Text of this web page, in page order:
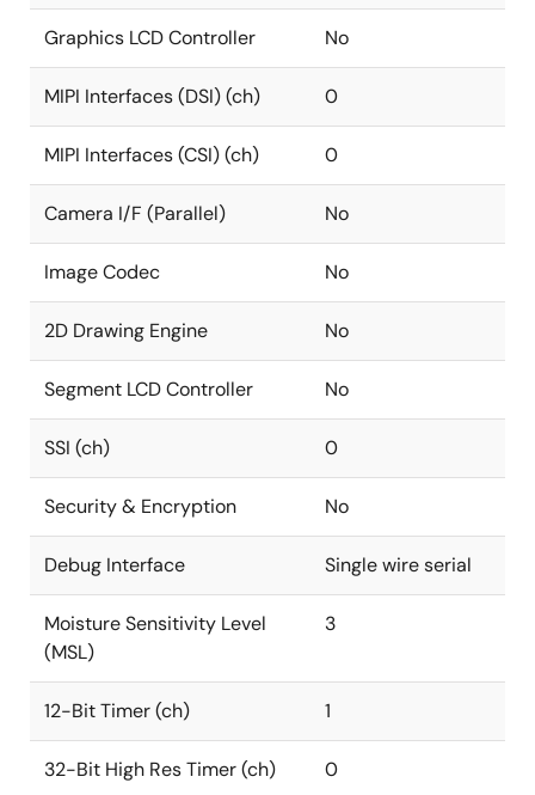
Graphics LCD Controller No
MIPI Interfaces (DSI) (ch) 0
MIPI Interfaces (CSI) (ch) 0
Camera I/F (Parallel) No
Image Codec No
2D Drawing Engine No
Segment LCD Controller No
SSI (ch) 0
Security & Encryption No
Debug Interface Single wire serial
Moisture Sensitivity Level
(MSL)
3
12-Bit Timer (ch) 1
32-Bit High Res Timer (ch) 0